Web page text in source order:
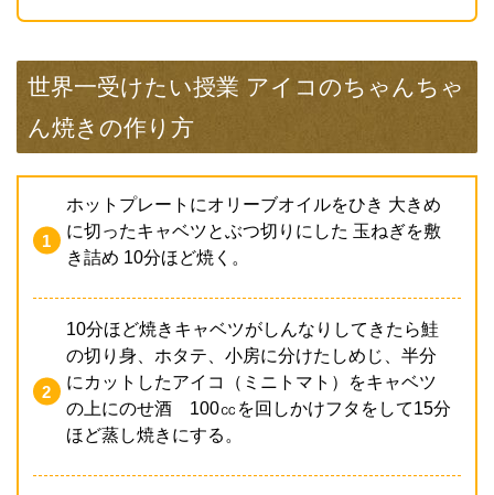
世界一受けたい授業 アイコのちゃんちゃ
ん焼きの作り方
ホットプレートにオリーブオイルをひき 大きめ
に切ったキャベツとぶつ切りにした 玉ねぎを敷
き詰め 10分ほど焼く。
10分ほど焼きキャベツがしんなりしてきたら鮭
の切り身、ホタテ、小房に分けたしめじ、半分
にカットしたアイコ（ミニトマト）をキャベツ
の上にのせ酒 100㏄を回しかけフタをして15分
ほど蒸し焼きにする。